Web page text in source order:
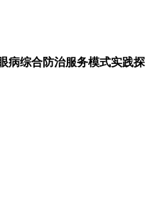
病综合防治服务模式实践探